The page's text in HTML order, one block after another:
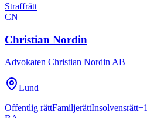
Straffrätt
CN
Christian Nordin
Advokaten Christian Nordin AB
Lund
Offentlig rättFamiljerättInsolvensrätt+1